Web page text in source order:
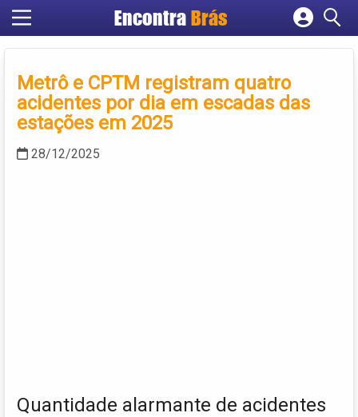
Encontra Brás
Cadastrar empresa
Criar conta
Metrô e CPTM registram quatro
acidentes por dia em escadas das
estações em 2025
28/12/2025
Quantidade alarmante de acidentes